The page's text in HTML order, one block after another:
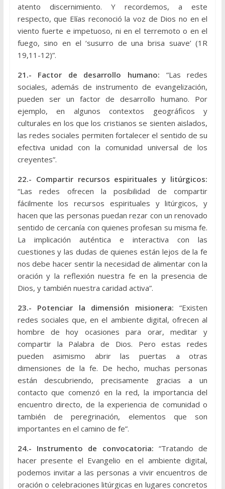
atento discernimiento. Y recordemos, a este
respecto, que Elías reconoció la voz de Dios no en el
viento fuerte e impetuoso, ni en el terremoto o en el
fuego, sino en el ‘susurro de una brisa suave’ (1R
19,11-12)”.
21.- Factor de desarrollo humano: “Las redes
sociales, además de instrumento de evangelización,
pueden ser un factor de desarrollo humano. Por
ejemplo, en algunos contextos geográficos y
culturales en los que los cristianos se sienten aislados,
las redes sociales permiten fortalecer el sentido de su
efectiva unidad con la comunidad universal de los
creyentes”.
22.- Compartir recursos espirituales y litúrgicos:
“Las redes ofrecen la posibilidad de compartir
fácilmente los recursos espirituales y litúrgicos, y
hacen que las personas puedan rezar con un renovado
sentido de cercanía con quienes profesan su misma fe.
La implicación auténtica e interactiva con las
cuestiones y las dudas de quienes están lejos de la fe
nos debe hacer sentir la necesidad de alimentar con la
oración y la reflexión nuestra fe en la presencia de
Dios, y también nuestra caridad activa”.
23.- Potenciar la dimensión misionera: “Existen
redes sociales que, en el ambiente digital, ofrecen al
hombre de hoy ocasiones para orar, meditar y
compartir la Palabra de Dios. Pero estas redes
pueden asimismo abrir las puertas a otras
dimensiones de la fe. De hecho, muchas personas
están descubriendo, precisamente gracias a un
contacto que comenzó en la red, la importancia del
encuentro directo, de la experiencia de comunidad o
también de peregrinación, elementos que son
importantes en el camino de fe”.
24.- Instrumento de convocatoria: “Tratando de
hacer presente el Evangelio en el ambiente digital,
podemos invitar a las personas a vivir encuentros de
oración o celebraciones litúrgicas en lugares concretos